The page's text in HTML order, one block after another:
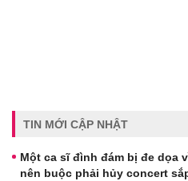
TIN MỚI CẬP NHẬT
Một ca sĩ đình đám bị đe dọa
nên buộc phải hủy concert